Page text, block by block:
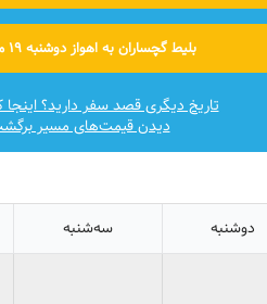
بلیط گچساران به اهواز دوشنبه ۱۹ مرداد
تاریخ دیگری قصد سفر دارید؟
دیدن قیمت‌های مسیر
دوشنبه سه‌شنبه